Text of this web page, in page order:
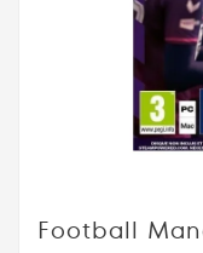
Football